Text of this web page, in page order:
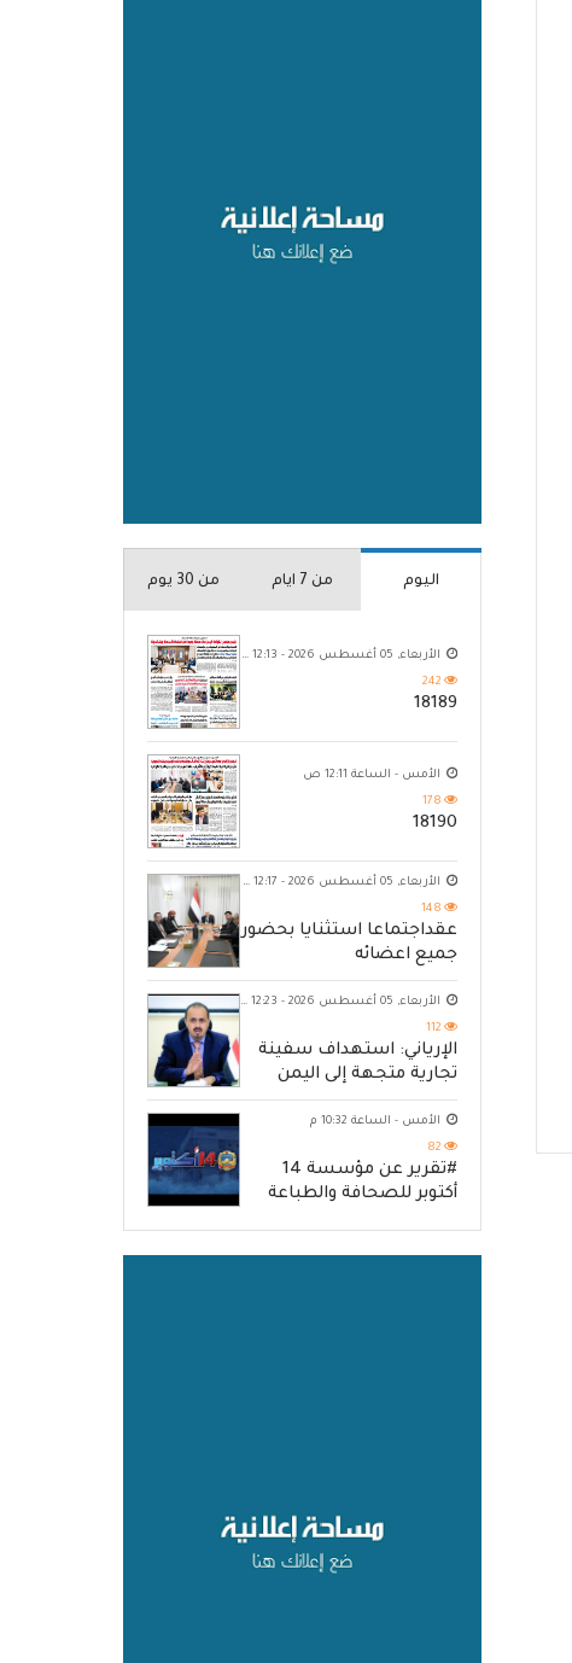
اليوم من 7 ايام من 30 يوم
الأربعاء, 05 أغسطس 2026 - 12:13 ص
242
18189
الأمس - الساعة 12:11 ص
178
18190
الأربعاء, 05 أغسطس 2026 - 12:17 ص
148
عقداجتماعا استثنايا بحضور
جميع اعضائه
الأربعاء, 05 أغسطس 2026 - 12:23 ص
112
الإرياني: استهداف سفينة
تجارية متجهة إلى اليمن
يكشف حصار الحوثي للشعب
الأمس - الساعة 10:32 م
82
#تقرير عن مؤسسة 14
أكتوبر للصحافة والطباعة